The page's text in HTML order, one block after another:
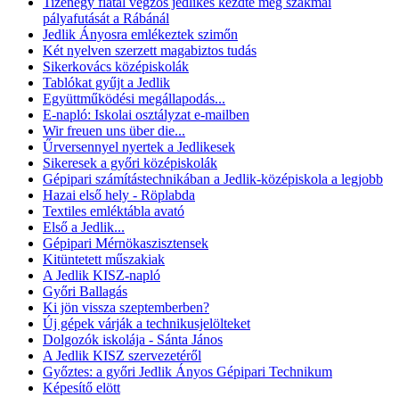
pályafutását a Rábánál
Jedlik Ányosra emlékeztek szimőn
Két nyelven szerzett magabiztos tudás
Sikerkovács középiskolák
Tablókat gyűjt a Jedlik
Együttműködési megállapodás...
E-napló: Iskolai osztályzat e-mailben
Wir freuen uns über die...
Űrversennyel nyertek a Jedlikesek
Sikeresek a győri középiskolák
Gépipari számítástechnikában a Jedlik-középiskola a legjobb
Hazai első hely - Röplabda
Textiles emléktábla avató
Első a Jedlik...
Gépipari Mérnökaszisztensek
Kitüntetett műszakiak
A Jedlik KISZ-napló
Győri Ballagás
Ki jön vissza szeptemberben?
Új gépek várják a technikusjelölteket
Dolgozók iskolája - Sánta János
A Jedlik KISZ szervezetéről
Győztes: a győri Jedlik Ányos Gépipari Technikum
Képesítő elött